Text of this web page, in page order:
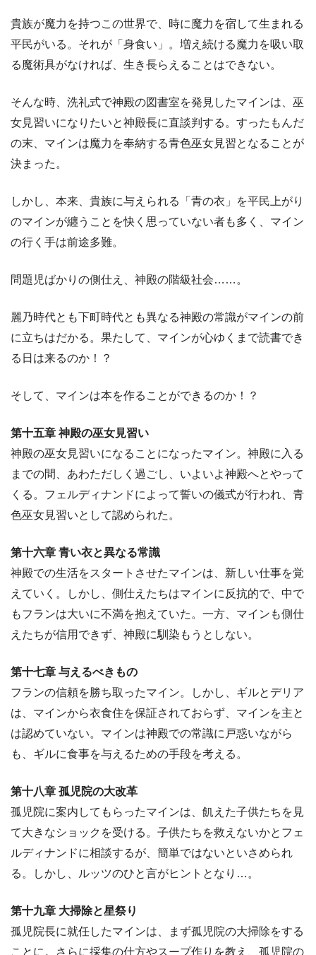
貴族が魔力を持つこの世界で、時に魔力を宿して生まれる
平民がいる。それが「身食い」。増え続ける魔力を吸い取
る魔術具がなければ、生き長らえることはできない。
そんな時、洗礼式で神殿の図書室を発見したマインは、巫
女見習いになりたいと神殿長に直談判する。すったもんだ
の末、マインは魔力を奉納する青色巫女見習となることが
決まった。
しかし、本来、貴族に与えられる「青の衣」を平民上がり
のマインが纏うことを快く思っていない者も多く、マイン
の行く手は前途多難。
問題児ばかりの側仕え、神殿の階級社会……。
麗乃時代とも下町時代とも異なる神殿の常識がマインの前
に立ちはだかる。果たして、マインが心ゆくまで読書でき
る日は来るのか！？
そして、マインは本を作ることができるのか！？
第十五章 神殿の巫女見習い
神殿の巫女見習いになることになったマイン。神殿に入る
までの間、あわただしく過ごし、いよいよ神殿へとやって
くる。フェルディナンドによって誓いの儀式が行われ、青
色巫女見習いとして認められた。
第十六章 青い衣と異なる常識
神殿での生活をスタートさせたマインは、新しい仕事を覚
えていく。しかし、側仕えたちはマインに反抗的で、中で
もフランは大いに不満を抱えていた。一方、マインも側仕
えたちが信用できず、神殿に馴染もうとしない。
第十七章 与えるべきもの
フランの信頼を勝ち取ったマイン。しかし、ギルとデリア
は、マインから衣食住を保証されておらず、マインを主と
は認めていない。マインは神殿での常識に戸惑いながら
も、ギルに食事を与えるための手段を考える。
第十八章 孤児院の大改革
孤児院に案内してもらったマインは、飢えた子供たちを見
て大きなショックを受ける。子供たちを救えないかとフェ
ルディナンドに相談するが、簡単ではないといさめられ
る。しかし、ルッツのひと言がヒントとなり…。
第十九章 大掃除と星祭り
孤児院長に就任したマインは、まず孤児院の大掃除をする
ことに。さらに採集の仕方やスープ作りを教え、孤児院の